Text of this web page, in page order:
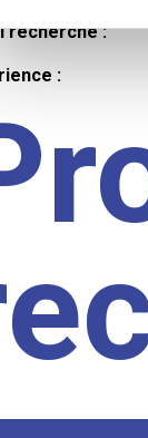
recherché :
: